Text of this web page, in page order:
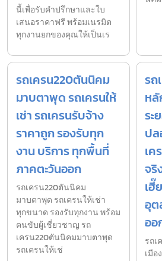
นี้เพื่อรับคำปรึกษาและใบ
เสนอราคาฟรี พร้อมเนรมิต
ทุกงานยกของคุณให้เป็นเร
รถเครน220ตันนิคม
มาบตาพุด รถเครนให้
เช่า รถเครนรับจ้าง
ราคาถูก รองรับทุก
งาน บริการ ทุกพื้นที่
ภาคตะวันออก
รถเครน220ตันนิคม
มาบตาพุด รถเครนให้เช่า
ทุกขนาด รองรับทุกงาน พร้อม
คนขับผู้เชี่ยวชาญ รถ
เครน220ตันนิคมมาบตาพุด
รถเครนให้เช่
รถ
หลั
ระ
ปล
เค
จริ
เ
อุต
ออ
รถ
เมือ